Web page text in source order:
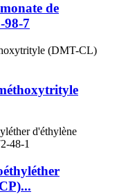
de
98-7